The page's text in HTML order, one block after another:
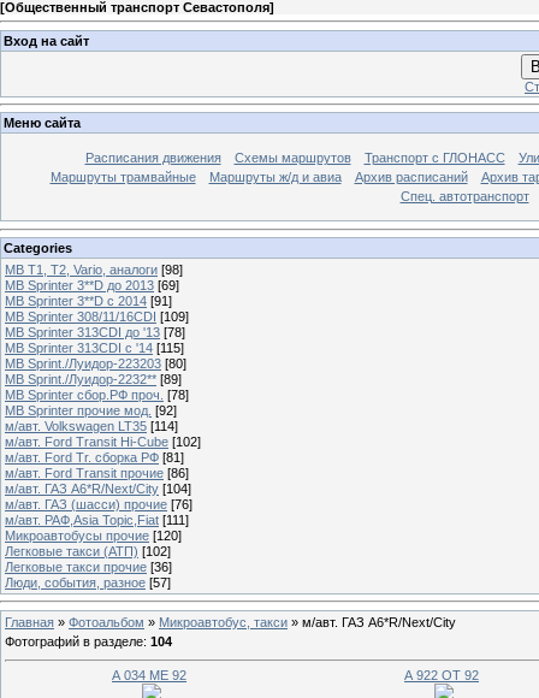
[Общественный транспорт Севастополя]
Вход на сайт
Меню сайта
Расписания движения Схемы маршрутов Транспорт с ГЛОНАСС
Маршруты трамвайные
Маршруты ж/д и авиа Архив расписаний
Архив
Спец. автотранспорт
Categories
MB T1, T2, Vario, аналоги [98]
MB Sprinter 3**D до 2013 [69]
MB Sprinter 3**D с 2014 [91]
MB Sprinter 308/11/16CDI [109]
MB Sprinter 313CDI до '13 [78]
MB Sprinter 313CDI с '14 [115]
MB Sprint./Луидор-223203 [80]
MB Sprint./Луидор-2232** [89]
MB Sprinter сбор.РФ проч. [78]
MB Sprinter прочие мод. [92]
м/авт. Volkswagen LT35 [114]
м/авт. Ford Transit Hi-Cube [102]
м/авт. Ford Tr. сборка РФ [81]
м/авт. Ford Transit прочие [86]
м/авт. ГАЗ A6*R/Next/City [104]
м/авт. ГАЗ (шасси) прочие [76]
м/авт. РАФ,Asia Topic,Fiat [111]
Микроавтобусы прочие [120]
Легковые такси (АТП) [102]
Легковые такси прочие [36]
Люди, события, разное [57]
Главная » Фотоальбом » Микроавтобус, такси » м/авт. ГАЗ A6*R/Next/City
Фотографий в разделе: 104
А 034 МЕ 92 А 922 ОТ 92